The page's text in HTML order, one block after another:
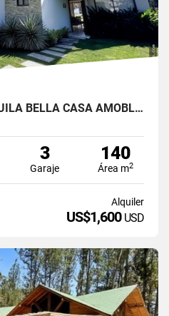
OPORTUNIDAD! SE ALQUILA BELLA CASA AMOBLADA EN RIO MAR SAN CARLOS
3
Garaje
140
Área m2
Alquiler
US$1,600 USD